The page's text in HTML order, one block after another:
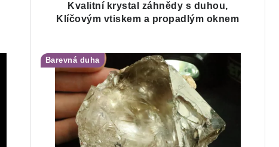
Kvalitní krystal záhnědy s duhou,
Klíčovým vtiskem a propadlým oknem
Barevná duha